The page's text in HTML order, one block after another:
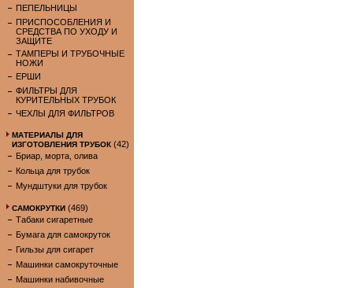
ПЕПЕЛЬНИЦЫ
ПРИСПОСОБЛЕНИЯ И
СРЕДСТВА ПО УХОДУ И
ЗАЩИТЕ
ТАМПЕРЫ И ТРУБОЧНЫЕ
НОЖИ
ЕРШИ
ФИЛЬТРЫ ДЛЯ
КУРИТЕЛЬНЫХ ТРУБОК
ЧЕХЛЫ ДЛЯ ФИЛЬТРОВ
МАТЕРИАЛЫ ДЛЯ
ИЗГОТОВЛЕНИЯ ТРУБОК (42)
Бриар, морта, олива
Кольца для трубок
Мундштуки для трубок
САМОКРУТКИ (469)
Табаки сигаретные
Бумага для самокруток
Гильзы для сигарет
Машинки самокруточные
Машинки набивочные